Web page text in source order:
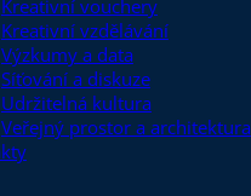
Kreativní vouchery
Kreativní vzdělávání
Výzkumy a data
Síťování a diskuze
Udržitelná kultura
Veřejný prostor a architektura